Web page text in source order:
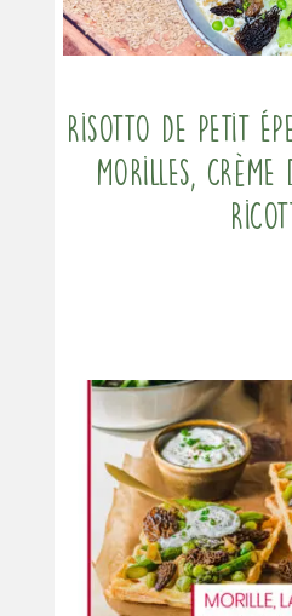
Risotto de Petit
morilles, crème